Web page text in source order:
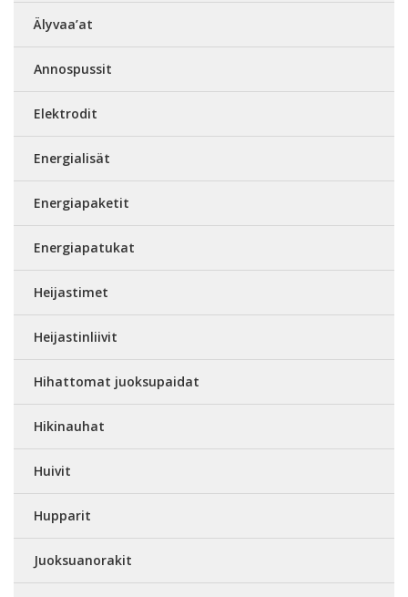
Älyvaa’at
Annospussit
Elektrodit
Energialisät
Energiapaketit
Energiapatukat
Heijastimet
Heijastinliivit
Hihattomat juoksupaidat
Hikinauhat
Huivit
Hupparit
Juoksuanorakit